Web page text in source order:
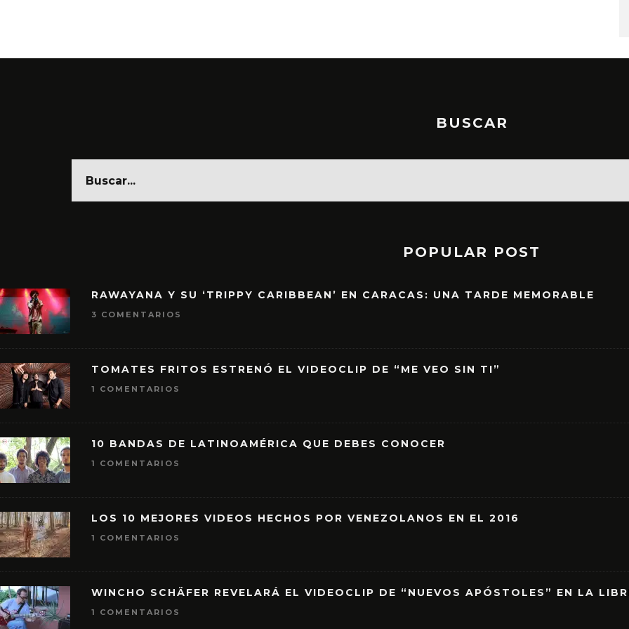
BUSCAR
POPULAR POST
RAWAYANA Y SU ‘TRIPPY CARIBBEAN’ EN CARACAS: UNA TARDE MEMORABLE
3 COMENTARIOS
TOMATES FRITOS ESTRENÓ EL VIDEOCLIP DE “ME VEO SIN TI”
1 COMENTARIOS
10 BANDAS DE LATINOAMÉRICA QUE DEBES CONOCER
1 COMENTARIOS
LOS 10 MEJORES VIDEOS HECHOS POR VENEZOLANOS EN EL 2016
1 COMENTARIOS
WINCHO SCHÄFER REVELARÁ EL VIDEOCLIP DE “NUEVOS APÓSTOLES” EN LA
1 COMENTARIOS